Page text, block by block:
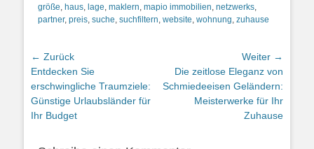
größe, haus, lage, maklern, mapio immobilien, netzwerks,
partner, preis, suche, suchfiltern, website, wohnung, zuhause
Beitragsnavigation
← Zurück
Vorheriger
Beitrag:
Entdecken Sie
erschwingliche Traumziele:
Günstige Urlaubsländer für
Ihr Budget
Weiter →
Nächster
Beitrag:
Die zeitlose Eleganz von
Schmiedeeisen Geländern:
Meisterwerke für Ihr
Zuhause